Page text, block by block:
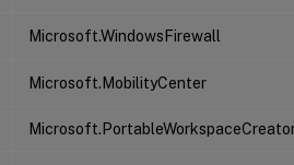
Microsoft.WindowsFirewall
Microsoft.MobilityCenter